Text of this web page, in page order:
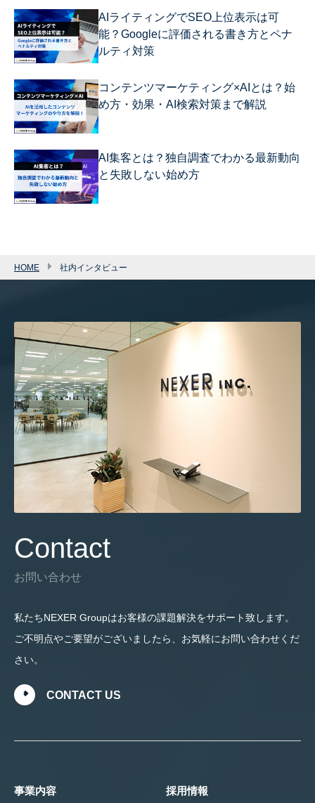
AIライティングでSEO上位表示は可
能？Googleに評価される書き方とペナ
ルティ対策
コンテンツマーケティング×AIとは？始
め方・効果・AI検索対策まで解説
AI集客とは？独自調査でわかる最新動向
と失敗しない始め方
HOME 社内インタビュー
Contact
お問い合わせ
私たちNEXER Groupはお客様の課題解決をサポート致します。
ご不明点やご要望がございましたら、お気軽にお問い合わせくだ
さい。
CONTACT US
事業内容 採用情報